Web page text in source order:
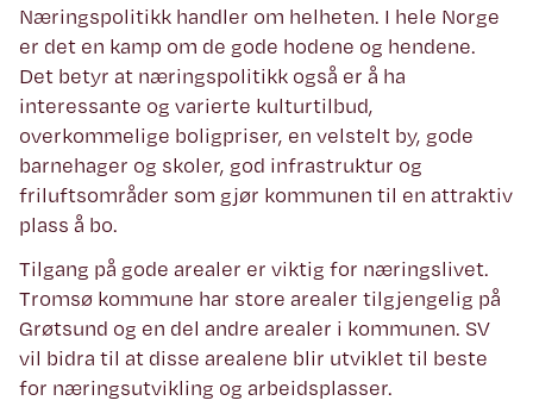
Næringspolitikk handler om helheten. I hele Norge
er det en kamp om de gode hodene og hendene.
Det betyr at næringspolitikk også er å ha
interessante og varierte kulturtilbud,
overkommelige boligpriser, en velstelt by, gode
barnehager og skoler, god infrastruktur og
friluftsområder som gjør kommunen til en attraktiv
plass å bo.
Tilgang på gode arealer er viktig for næringslivet.
Tromsø kommune har store arealer tilgjengelig på
Grøtsund og en del andre arealer i kommunen. SV
vil bidra til at disse arealene blir utviklet til beste
for næringsutvikling og arbeidsplasser.